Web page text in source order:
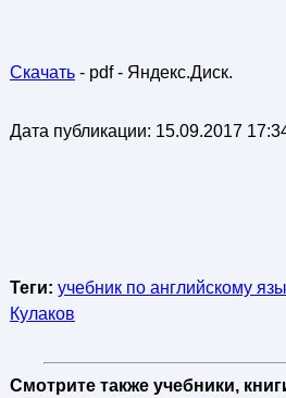
Скачать- pdf - Яндекс.Диск.
Дата публикации: 15.09.2017
Теги: учебник по английскому
Кулаков
Смотрите также учебники,